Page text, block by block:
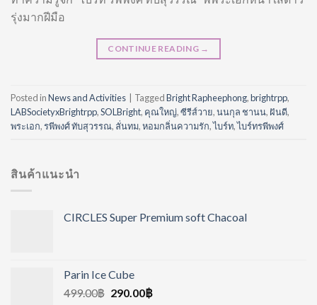
รุ่งมากฝีมือ
CONTINUE READING →
Posted inNews and Activities TaggedBright Rapheephong,brightrpp,
LABSocietyxBrightrpp,SOLBright, คุณใหญ่,ซีรีส์วาย,นนกุล ชานน, ฝันดี,
พระเอก,รพีพงศ์ ทับสุวรรณ, ลั่นทม,หอมกลิ่นความรัก,ไบร์ท,ไบร์ทรพีพงศ์
สินค้าแนะนำ
CIRCLES Super Premium soft Chacoal
Parin Ice Cube
499.00฿ 290.00฿